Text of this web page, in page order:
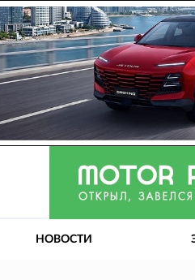
НОВОСТИ